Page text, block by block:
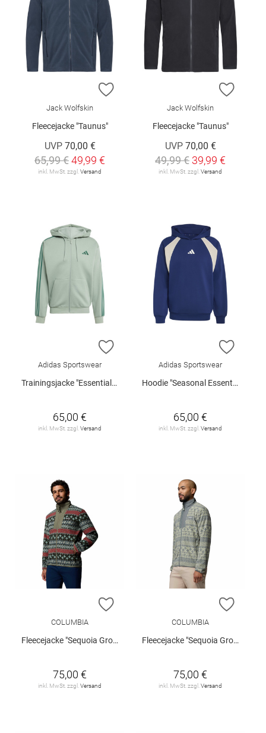
ZUR WUNSCHLISTE HINZUFÜGEN
Jack Wolfskin
Fleecejacke "Taunus"
UVP 70,00 €
65,99 €49,99 €
inkl. MwSt. zzgl. Versand
ZUR
Jack Wolfskin
Fleecejacke "Taunus"
UVP 70,00 €
49,99 € 39,99 €
inkl. MwSt. zzgl. Versand
ZUR WUNSCHLISTE HINZUFÜGEN
Adidas Sportswear
Trainingsjacke "Essentials Fleece"
65,00 €
inkl. MwSt. zzgl.Versand
ZUR
Adidas Sportswear
Hoodie "Seasonal Essentials"
65,00 €
inkl. MwSt. zzgl.Versand
ZUR WUNSCHLISTE HINZUFÜGEN
COLUMBIA
Fleecejacke "Sequoia Grove II"
75,00 €
inkl. MwSt. zzgl.Versand
ZUR
COLUMBIA
Fleecejacke "Sequoia Grove II"
75,00 €
inkl. MwSt. zzgl.Versand